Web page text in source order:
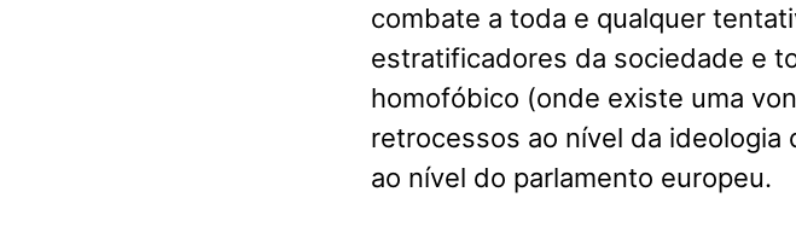
combate a toda e qualquer
estratificadores da sociedade e
homofóbico (onde existe uma
retrocessos ao nível da ideologia
ao nível do parlamento europeu.